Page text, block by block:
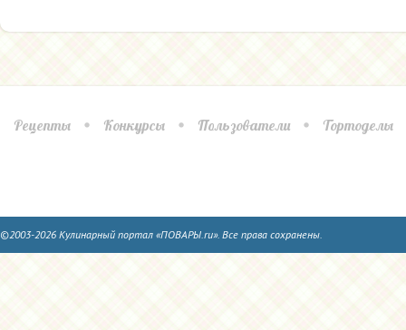
Рецепты Конкурсы Пользователи Тортоделы
©2003-2026 Кулинарный портал «ПОВАРЫ.ru». Все права сохранены.